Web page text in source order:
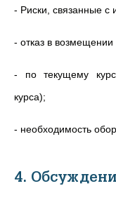
- Риски, связанные с
- отказ в возмещении
- по текущему
курса);
- необходимость
4.